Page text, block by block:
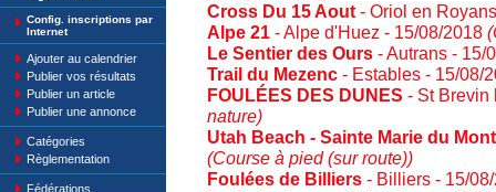
Config. inscriptions par
Internet
Ajouter au calendrier
Publier vos résultats
Publier un article
Publier une annonce
Catégories
Règlementation
Fédérations
Cross Du 15 Aout - Oriol en
Alpe 21 - Alpe d'Huez - 15/08/2018
Le Sentier des Ours - Autrans - 15/
Trail du Mezenc - Estables - 15/08/
FOULÉES DES DUNES - St
nature)
Utah Beach - Sainte Marie du Mont
(Course à pied (sur route))
Foulées de Billiers - Billiers - 15/